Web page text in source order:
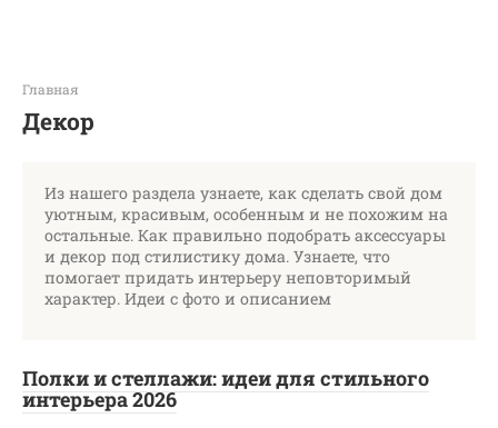
Главная
Декор
Из нашего раздела узнаете, как сделать свой дом
уютным, красивым, особенным и не похожим на
остальные. Как правильно подобрать аксессуары
и декор под стилистику дома. Узнаете, что
помогает придать интерьеру неповторимый
характер. Идеи с фото и описанием
Полки и стеллажи: идеи для стильного
интерьера 2026